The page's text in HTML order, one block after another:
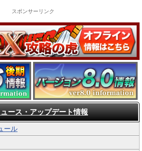
スポンサーリンク
ース・アップデート情報
ール